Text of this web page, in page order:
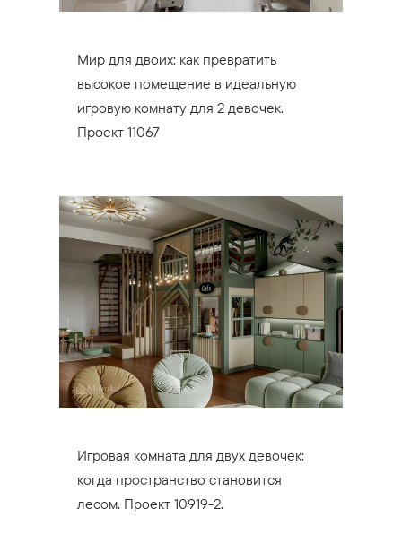
Мир для двоих: как превратить
высокое помещение в идеальную
игровую комнату для 2 девочек.
Проект 11067
Игровая комната для двух девочек:
когда пространство становится
лесом. Проект 10919-2.